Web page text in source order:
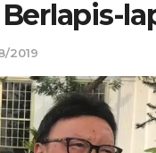
2019